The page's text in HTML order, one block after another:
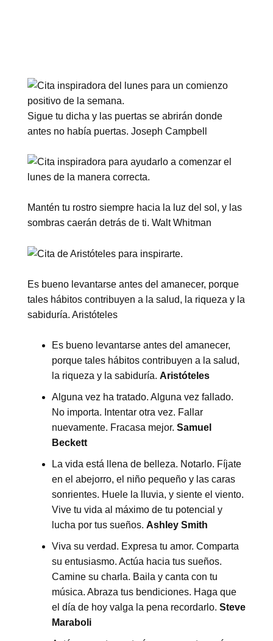
Sigue tu dicha y las puertas se abrirán donde
antes no había puertas. Joseph Campbell
Mantén tu rostro siempre hacia la luz del sol, y las
sombras caerán detrás de ti. Walt Whitman
Es bueno levantarse antes del amanecer, porque
tales hábitos contribuyen a la salud, la riqueza y la
sabiduría. Aristóteles
Es bueno levantarse antes del amanecer,
porque tales hábitos contribuyen a la salud,
la riqueza y la sabiduría. Aristóteles
Alguna vez ha tratado. Alguna vez fallado.
No importa. Intentar otra vez. Fallar
nuevamente. Fracasa mejor. Samuel
Beckett
La vida está llena de belleza. Notarlo. Fíjate
en el abejorro, el niño pequeño y las caras
sonrientes. Huele la lluvia, y siente el viento.
Vive tu vida al máximo de tu potencial y
lucha por tus sueños. Ashley Smith
Viva su verdad. Expresa tu amor. Comparta
su entusiasmo. Actúa hacia tus sueños.
Camine su charla. Baila y canta con tu
música. Abraza tus bendiciones. Haga que
el día de hoy valga la pena recordarlo. Steve
Maraboli